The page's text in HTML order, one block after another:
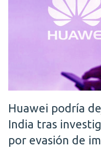
Huawei podría
India tras
por evasión de